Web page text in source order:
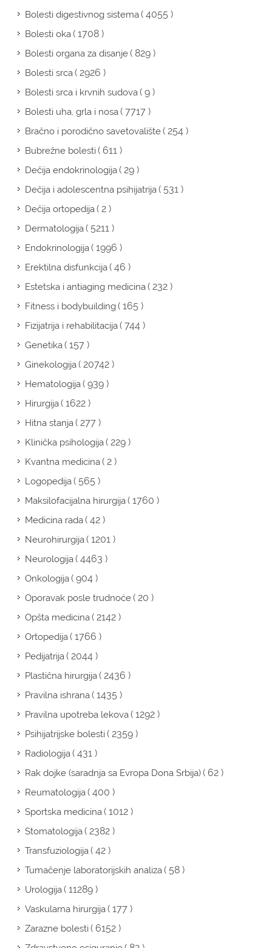
Bolesti digestivnog sistema( 4055 )
Bolesti oka( 1708 )
Bolesti organa za disanje( 829 )
Bolesti srca( 2926 )
Bolesti srca i krvnih sudova( 9 )
Bolesti uha, grla i nosa( 7717 )
Bračno i porodično savetovalište( 254 )
Bubrežne bolesti( 611 )
Dečija endokrinologija( 29 )
Dečija i adolescentna psihijatrija( 531 )
Dečija ortopedija( 2 )
Dermatologija( 5211 )
Endokrinologija( 1996 )
Erektilna disfunkcija( 46 )
Estetska i antiaging medicina( 232 )
Fitness i bodybuilding( 165 )
Fizijatrija i rehabilitacija( 744 )
Genetika( 157 )
Ginekologija( 20742 )
Hematologija( 939 )
Hirurgija( 1622 )
Hitna stanja( 277 )
Klinička psihologija( 229 )
Kvantna medicina( 2 )
Logopedija( 565 )
Maksilofacijalna hirurgija( 1760 )
Medicina rada( 42 )
Neurohirurgija( 1201 )
Neurologija( 4463 )
Onkologija( 904 )
Oporavak posle trudnoće( 20 )
Opšta medicina( 2142 )
Ortopedija( 1766 )
Pedijatrija( 2044 )
Plastična hirurgija( 2436 )
Pravilna ishrana( 1435 )
Pravilna upotreba lekova( 1292 )
Psihijatrijske bolesti( 2359 )
Radiologija( 431 )
Rak dojke (saradnja sa Evropa Dona Srbija)( 62 )
Reumatologija( 400 )
Sportska medicina( 1012 )
Stomatologija( 2382 )
Transfuziologija( 42 )
Tumačenje laboratorijskih analiza( 58 )
Urologija( 11289 )
Vaskularna hirurgija( 177 )
Zarazne bolesti( 6152 )